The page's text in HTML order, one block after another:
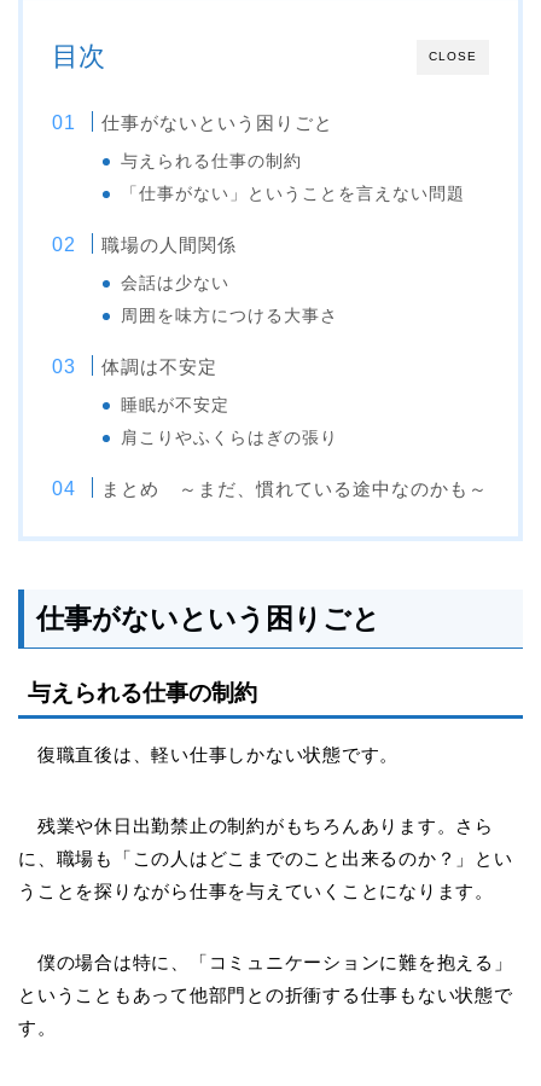
CLOSE
目次
仕事がないという困りごと
与えられる仕事の制約
「仕事がない」ということを言えない問題
職場の人間関係
会話は少ない
周囲を味方につける大事さ
体調は不安定
睡眠が不安定
肩こりやふくらはぎの張り
まとめ ～まだ、慣れている途中なのかも～
仕事がないという困りごと
与えられる仕事の制約
復職直後は、軽い仕事しかない状態です。
残業や休日出勤禁止の制約がもちろんあります。さら
に、職場も「この人はどこまでのこと出来るのか？」とい
うことを探りながら仕事を与えていくことになります。
僕の場合は特に、「コミュニケーションに難を抱える」
ということもあって他部門との折衝する仕事もない状態で
す。